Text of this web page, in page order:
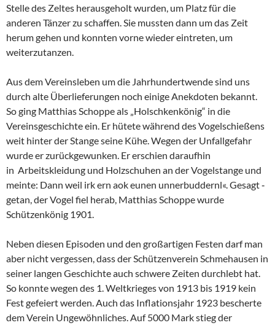
Stelle des Zeltes herausgeholt wurden, um Platz für die
anderen Tänzer zu schaffen. Sie mussten dann um das Zeit
herum gehen und konnten vorne wieder eintreten, um
weiterzutanzen.
Aus dem Vereinsleben um die Jahrhundertwende sind uns
durch alte Überlieferungen noch einige Anekdoten bekannt.
So ging Matthias Schoppe als „Holschkenkönig“ in die
Vereinsgeschichte ein. Er hütete während des Vogelschießens
weit hinter der Stange seine Kühe. Wegen der Unfallgefahr
wurde er zurückgewunken. Er erschien daraufhin
in Arbeitskleidung und Holzschuhen an der Vogelstange und
meinte: Dann weil irk ern aok eunen unnerbuddernl«. Gesagt ‑
getan, der Vogel fiel herab, Matthias Schoppe wurde
Schützenkönig 1901.
Neben diesen Episoden und den großartigen Festen darf man
aber nicht vergessen, dass der Schützenverein Schmehausen in
seiner langen Geschichte auch schwere Zeiten durchlebt hat.
So konnte wegen des 1. Weltkrieges von 1913 bis 1919 kein
Fest gefeiert werden. Auch das Inflationsjahr 1923 bescherte
dem Verein Ungewöhnliches. Auf 5000 Mark stieg der